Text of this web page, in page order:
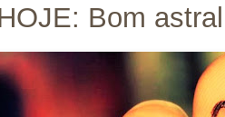
Bom